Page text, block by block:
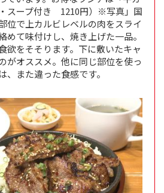
スープ付き 1210円）※写真」国
位で上カルビレベルの肉をスライ
めて味付けし、焼き上げた一品。
欲をそそります。下に敷いたキャ
がオススメ。他に同じ部位を使っ
、また違った食感です。